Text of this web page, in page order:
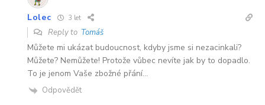
Lolec 3 let
Reply to Tomáš
Můžete mi ukázat budoucnost, kdyby jsme si nezacinkali?
Můžete? Nemůžete! Protože vůbec nevíte jak by to dopadlo.
To je jenom Vaše zbožné přání…
Odpovědět